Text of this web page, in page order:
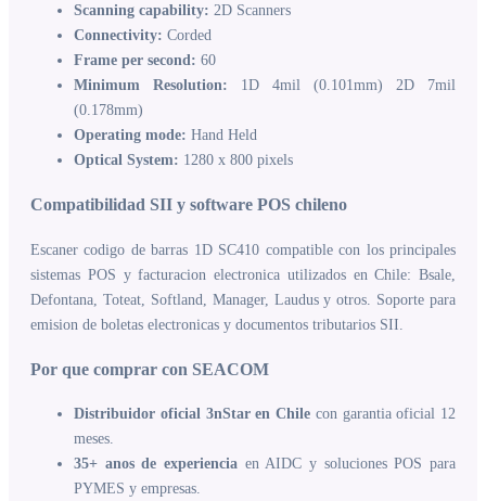
Scanning capability: 2D Scanners
Connectivity: Corded
Frame per second: 60
Minimum Resolution: 1D 4mil (0.101mm) 2D 7mil
(0.178mm)
Operating mode: Hand Held
Optical System: 1280 x 800 pixels
Compatibilidad SII y software POS chileno
Escaner codigo de barras 1D SC410 compatible con los principales
sistemas POS y facturacion electronica utilizados en Chile: Bsale,
Defontana, Toteat, Softland, Manager, Laudus y otros. Soporte para
emision de boletas electronicas y documentos tributarios SII.
Por que comprar con SEACOM
Distribuidor oficial 3nStar en Chile con garantia oficial 12
meses.
35+ anos de experiencia en AIDC y soluciones POS para
PYMES y empresas.